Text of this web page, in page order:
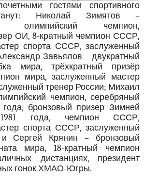
гостями спортивного
Николай Зимятов –
олимпийский чемпион,
ОИ, 8-кратный чемпион СССР,
спорта СССР, заслуженный
Завьялов – двукратный
мира, трёхкратный призёр
мира, заслуженный мастер
тренер России; Михаил
чемпион, серебряный
бронзовый призер Зимней
1981 года, чемпион СССР,
спорта СССР, заслуженный
Сергей Крянин – бронзовый
мира, 18-кратный чемпион
дистанциях, президент
гонок ХМАО-Югры.